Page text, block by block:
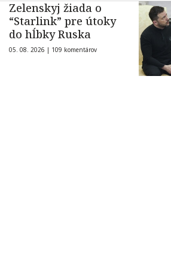
Zelenskyj žiada o
“Starlink” pre útoky
do hĺbky Ruska
05. 08. 2026 | 109 komentárov